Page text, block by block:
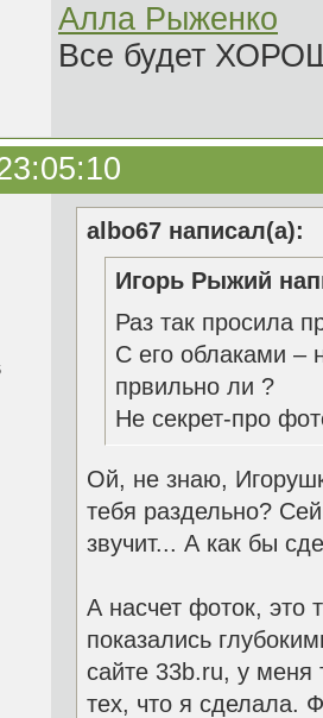
Алла Рыженко
Все будет
albo67 написал(а):
Игорь Рыжий
Раз так просила
С его облаками –
првильно ли ?
Не секрет-про
Ой, не знаю,
тебя раздельно?
звучит... А как бы
А насчет фоток, это
показались
сайте 33b.ru, у меня
тех, что я сделала.